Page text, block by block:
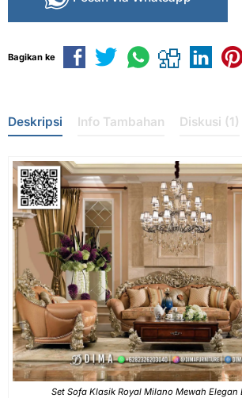
Bagikan ke
Deskripsi Info Tambahan Diskusi (1)
Set Sofa KlasikRoyal Milano Mewah Elegan